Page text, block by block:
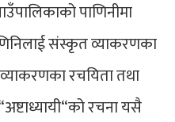
पाणिनीमा
संस्कृत व्याकरणका
रचयिता तथा
रचना यसै